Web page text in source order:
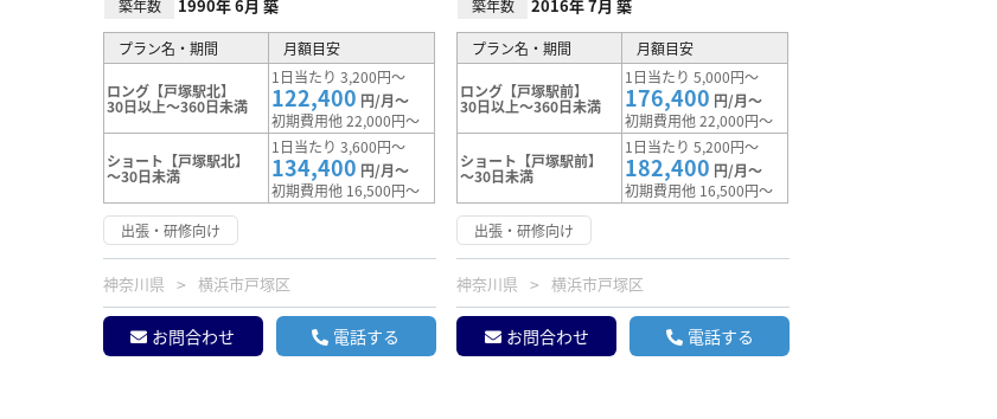
築年数 1990年 6月 築
プラン名・期間 月額目安
ロング【戸塚駅北】
30日以上～360日未満
1日当たり 3,200円～
122,400 円/月～
初期費用他 22,000円～
ショート【戸塚駅北】
～30日未満
1日当たり 3,600円～
134,400 円/月～
初期費用他 16,500円～
出張・研修向け
神奈川県 横浜市戸塚区
お問合わせ 電話する
築年数 2016年 7月 築
プラン名・期間 月額目安
ロング【戸塚駅前】
30日以上～360日未満
1日当たり 5,000円～
176,400 円/月～
初期費用他 22,000円～
ショート【戸塚駅前】
～30日未満
1日当たり 5,200円～
182,400 円/月～
初期費用他 16,500円～
出張・研修向け
神奈川県 横浜市戸塚区
お問合わせ 電話する